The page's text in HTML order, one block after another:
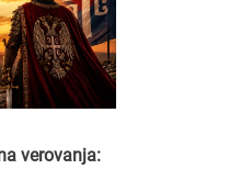
verovanja: